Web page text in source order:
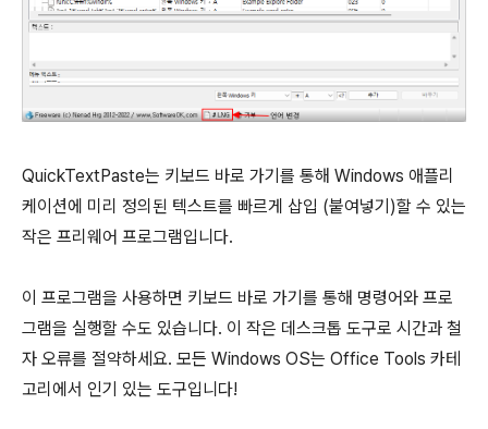
QuickTextPaste는 키보드 바로 가기를 통해 Windows 애플리
케이션에 미리 정의된 텍스트를 빠르게 삽입 (붙여넣기)할 수 있는
작은 프리웨어 프로그램입니다.
이 프로그램을 사용하면 키보드 바로 가기를 통해 명령어와 프로
그램을 실행할 수도 있습니다. 이 작은 데스크톱 도구로 시간과 철
자 오류를 절약하세요. 모든 Windows OS는 Office Tools 카테
고리에서 인기 있는 도구입니다!